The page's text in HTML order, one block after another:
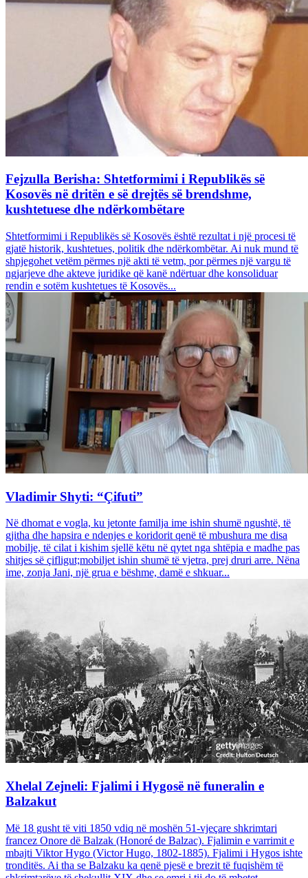
Fejzulla Berisha: Shtetformimi i Republikës së
Kosovës në dritën e së drejtës së brendshme,
kushtetuese dhe ndërkombëtare
Shtetformimi i Republikës së Kosovës është rezultat i një procesi të
gjatë historik, kushtetues, politik dhe ndërkombëtar. Ai nuk mund të
shpjegohet vetëm përmes një akti të vetm, por përmes një vargu të
ngjarjeve dhe akteve juridike që kanë ndërtuar dhe konsoliduar
rendin e sotëm kushtetues të Kosovës...
Vladimir Shyti: “Çifuti”
Në dhomat e vogla, ku jetonte familja ime ishin shumë ngushtë, të
gjitha dhe hapsira e ndenjes e koridorit qenë të mbushura me disa
mobilje, të cilat i kishim sjellë këtu në qytet nga shtëpia e madhe pas
shitjes së çifligut;mobiljet ishin shumë të vjetra, prej druri arre. Nëna
ime, zonja Jani, një grua e bëshme, damë e shkuar...
Xhelal Zejneli: Fjalimi i Hygosë në funeralin e
Balzakut
Më 18 gusht të viti 1850 vdiq në moshën 51-vjeçare shkrimtari
francez Onore dë Balzak (Honoré de Balzac). Fjalimin e varrimit e
mbajti Viktor Hygo (Victor Hugo, 1802-1885). Fjalimi i Hygos ishte
tronditës. Ai tha se Balzaku ka qenë pjesë e brezit të fuqishëm të